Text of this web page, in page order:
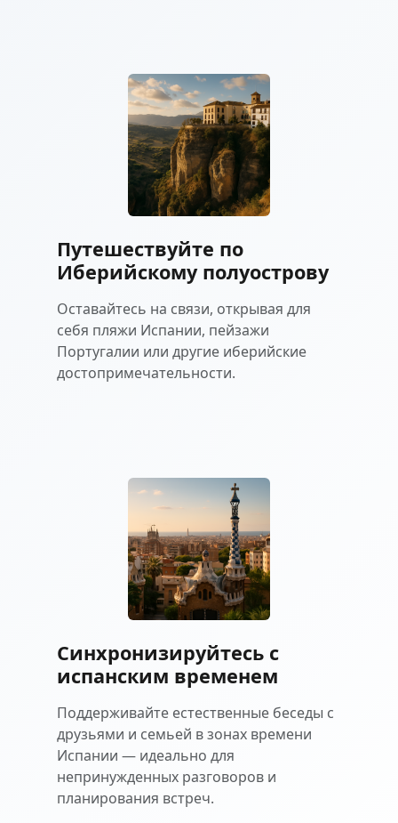
Путешествуйте по
Иберийскому полуострову
Оставайтесь на связи, открывая для
себя пляжи Испании, пейзажи
Португалии или другие иберийские
достопримечательности.
Синхронизируйтесь с
испанским временем
Поддерживайте естественные беседы с
друзьями и семьей в зонах времени
Испании — идеально для
непринужденных разговоров и
планирования встреч.